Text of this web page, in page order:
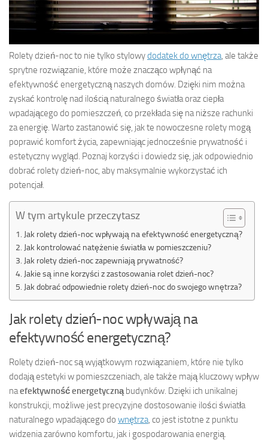
Rolety dzień-noc to nie tylko stylowydodatek do wnętrza, ale także
sprytne rozwiązanie, które może znacząco wpłynąć na
efektywność energetyczną naszych domów. Dzięki nim można
zyskać kontrolę nad ilością naturalnego światła oraz ciepła
wpadającego do pomieszczeń, co przekłada się na niższe rachunki
za energię. Warto zastanowić się, jak te nowoczesne rolety mogą
poprawić komfort życia, zapewniając jednocześnie prywatność i
estetyczny wygląd. Poznaj korzyści i dowiedz się, jak odpowiednio
dobrać rolety dzień-noc, aby maksymalnie wykorzystać ich
potencjał.
W tym artykule przeczytasz
Jak rolety dzień-noc wpływają na efektywność energetyczną?
Jak kontrolować natężenie światła w pomieszczeniu?
Jak rolety dzień-noc zapewniają prywatność?
Jakie są inne korzyści z zastosowania rolet dzień-noc?
Jak dobrać odpowiednie rolety dzień-noc do swojego wnętrza?
Jak rolety dzień-noc wpływają na
efektywność energetyczną?
Rolety dzień-noc są wyjątkowym rozwiązaniem, które nie tylko
dodają estetyki w pomieszczeniach, ale także mają kluczowy wpływ
naefektywność energetycznąbudynków. Dzięki ich unikalnej
konstrukcji, możliwe jest precyzyjne dostosowanie ilości światła
naturalnego wpadającego do wnętrza, co jest istotne z punktu
widzenia zarówno komfortu, jak i gospodarowania energią.